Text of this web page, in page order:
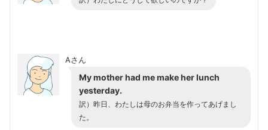
Aさん
My mother had me make her lunch
yesterday.
訳）昨日、わたしは母のお弁当を作ってあげまし
た。